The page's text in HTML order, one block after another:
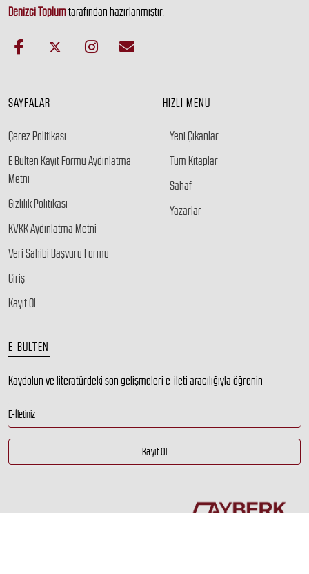
Denizci Toplumtarafından hazırlanmıştır.
SAYFALAR
Çerez Politikası
E Bülten Kayıt Formu Aydınlatma
Metni
Gizlilik Politikası
KVKK Aydınlatma Metni
Veri Sahibi Başvuru Formu
Giriş
Kayıt Ol
HIZLI MENÜ
Yeni Çıkanlar
Tüm Kitaplar
Sahaf
Yazarlar
E-BÜLTEN
Kaydolun ve literatürdeki son gelişmeleri e-ileti aracılığıyla öğrenin